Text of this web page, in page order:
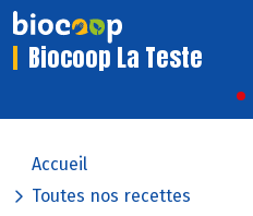
Biocoop La Teste
Accueil
Toutes nos recettes